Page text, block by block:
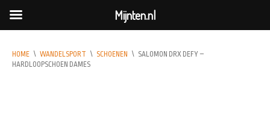
HOME \ WANDELSPORT \ SCHOENEN \ SALOMON DRX DEFY –
HARDLOOPSCHOEN DAMES
Mijnten.nl